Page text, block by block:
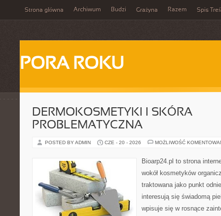
Strona główna Archiwum Budzi Grażyna Razem Spis
PORA ROKU
DERMOKOSMETYKI I SKÓRA
PROBLEMATYCZNA
POSTED BY ADMIN CZE - 20 - 2026 MOŻLIWOŚĆ
Bioarp24.pl to strona
wokół kosmetyków
traktowana jako punkt
interesują się świadomą
wpisuje się w rosnące